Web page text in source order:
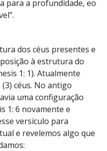
para a profundidade, eo
dos céus presentes e
à estrutura do
1: 1). Atualmente
céus. No antigo
uma configuração
1: 6 novamente e
versículo para
e revelemos algo que